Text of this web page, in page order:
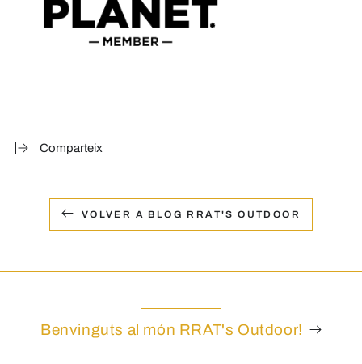
Comparteix
VOLVER A BLOG RRAT'S OUTDOOR
Benvinguts al món RRAT's Outdoor!